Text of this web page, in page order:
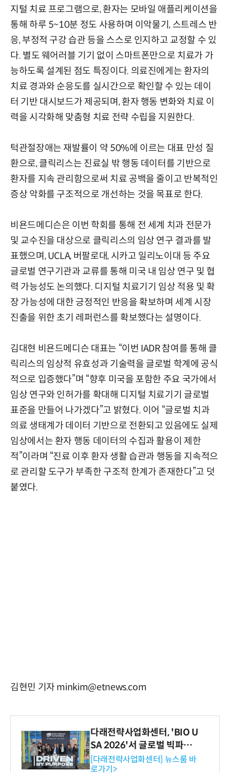
지털 치료 프로그램으로, 환자는 모바일 애플리케이션을
통해 하루 5~10분 정도 사용하며 이악물기, 스트레스 반
응, 부정적 구강 습관 등을 스스로 인지하고 교정할 수 있
다. 별도 웨어러블 기기 없이 스마트폰만으로 치료가 가
능하도록 설계된 점도 특징이다. 의료진에게는 환자의
치료 경과와 순응도를 실시간으로 확인할 수 있는 데이
터 기반 대시보드가 제공되며, 환자 행동 변화와 치료 이
력을 시각화해 맞춤형 치료 전략 수립을 지원한다.
턱관절장애는 재발률이 약 50%에 이르는 대표 만성 질
환으로, 클릭리스는 진료실 밖 행동 데이터를 기반으로
환자를 지속 관리함으로써 치료 공백을 줄이고 반복적인
증상 악화를 구조적으로 개선하는 것을 목표로 한다.
비욘드메디슨은 이번 학회를 통해 전 세계 치과 전문가
및 교수진을 대상으로 클릭리스의 임상 연구 결과를 발
표했으며, UCLA, 버팔로대, 시카고 일리노이대 등 주요
글로벌 연구기관과 교류를 통해 미국 내 임상 연구 및 협
력 가능성도 논의했다. 디지털 치료기기 임상 적용 및 확
장 가능성에 대한 긍정적인 반응을 확보하며 세계 시장
진출을 위한 초기 레퍼런스를 확보했다는 설명이다.
김대현 비욘드메디슨 대표는 “이번 IADR 참여를 통해 클
릭리스의 임상적 유효성과 기술력을 글로벌 학계에 공식
적으로 입증했다”며 “향후 미국을 포함한 주요 국가에서
임상 연구와 인허가를 확대해 디지털 치료기기 글로벌
표준을 만들어 나가겠다”고 밝혔다. 이어 “글로벌 치과
의료 생태계가 데이터 기반으로 전환되고 있음에도 실제
임상에서는 환자 행동 데이터의 수집과 활용이 제한
적”이라며 “진료 이후 환자 생활 습관과 행동을 지속적으
로 관리할 도구가 부족한 구조적 한계가 존재한다”고 덧
붙였다.
김현민 기자 minkim@etnews.com
다래전략사업화센터, 'BIO U
SA 2026'서 글로벌 빅파마
와의 비즈니스 미팅 지원…K
[다래전략사업화센터] 뉴스룸 바
로가기>